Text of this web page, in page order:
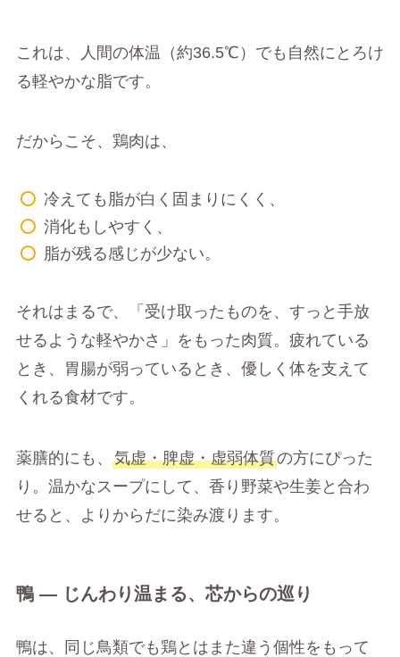
これは、人間の体温（約36.5℃）でも自然にとろけ
る軽やかな脂です。
だからこそ、鶏肉は、
冷えても脂が白く固まりにくく、
消化もしやすく、
脂が残る感じが少ない。
それはまるで、「受け取ったものを、すっと手放
せるような軽やかさ」をもった肉質。疲れている
とき、胃腸が弱っているとき、優しく体を支えて
くれる食材です。
薬膳的にも、 気虚・脾虚・虚弱体質の方にぴった
り。温かなスープにして、香り野菜や生姜と合わ
せると、よりからだに染み渡ります。
鴨 ― じんわり温まる、芯からの巡り
鴨は、同じ鳥類でも鶏とはまた違う個性をもって